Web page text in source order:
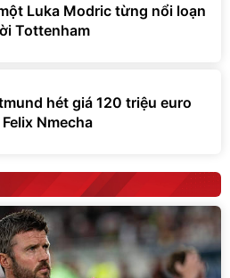
Luka Modric từng nổi loạn
Tottenham
hét giá 120 triệu euro
Nmecha